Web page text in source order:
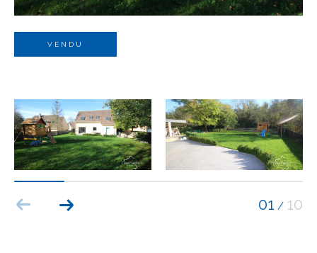
VENDU
01 / 10
Pièces
Référence
AFFINER LES CRITÈRES
TERRASSE PARKING PISCINE